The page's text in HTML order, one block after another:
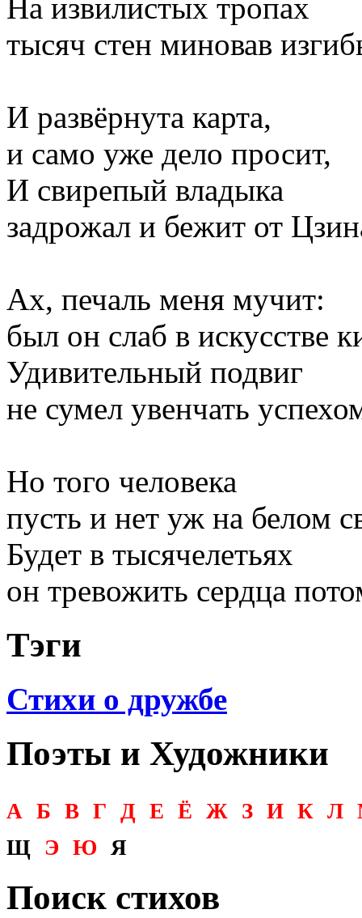
На извилистых тропах
тысяч стен миновав
И развёрнута карта,
и само уже дело просит,
И свирепый владыка
задрожал и бежит от
Ах, печаль меня мучит:
был он слаб в искусстве
Удивительный подвиг
не сумел увенчать
Но того человека
пусть и нет уж на белом
Будет в тысячелетьях
он тревожить сердца
Тэги
Стихи о дружбе
Поэты и Художники
А Б В Г Д Е Ё Ж З И К Л
Щ
Э Ю Я
Поиск стихов